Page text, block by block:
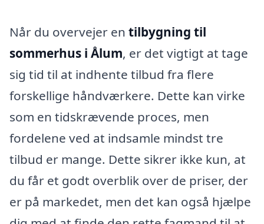
Når du overvejer en tilbygning til
sommerhus i Ålum, er det vigtigt at tage
sig tid til at indhente tilbud fra flere
forskellige håndværkere. Dette kan virke
som en tidskrævende proces, men
fordelene ved at indsamle mindst tre
tilbud er mange. Dette sikrer ikke kun, at
du får et godt overblik over de priser, der
er på markedet, men det kan også hjælpe